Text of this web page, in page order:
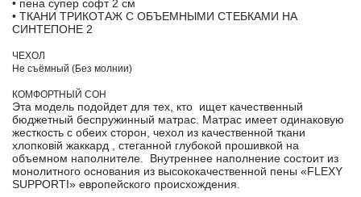
• пена супер софт 2 см
• ТКАНИ ТРИКОТАЖ С ОБЪЕМНЫМИ СТЕБКАМИ НА
СИНТЕПОНЕ 2
ЧЕХОЛ
Не съёмный (Без молнии)
КОМФОРТНЫЙ СОН
Эта модель подойдет для тех, кто ищет качественный
бюджетный беспружинный матрас. Матрас имеет одинаковую
жесткость с обеих сторон, чехол из качественной ткани
хлопковій жаккард , стеганной глубокой прошивкой на
объемном наполнителе. Внутреннее наполнение состоит из
монолитного основания из высококачественной пены «FLEXY
SUPPORTI» европейского происхождения.